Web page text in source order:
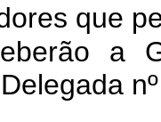
que
a